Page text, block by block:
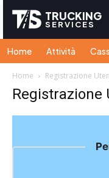
TRUCKING
SERVICES
Home Attività
Home Registrazione
Registrazione